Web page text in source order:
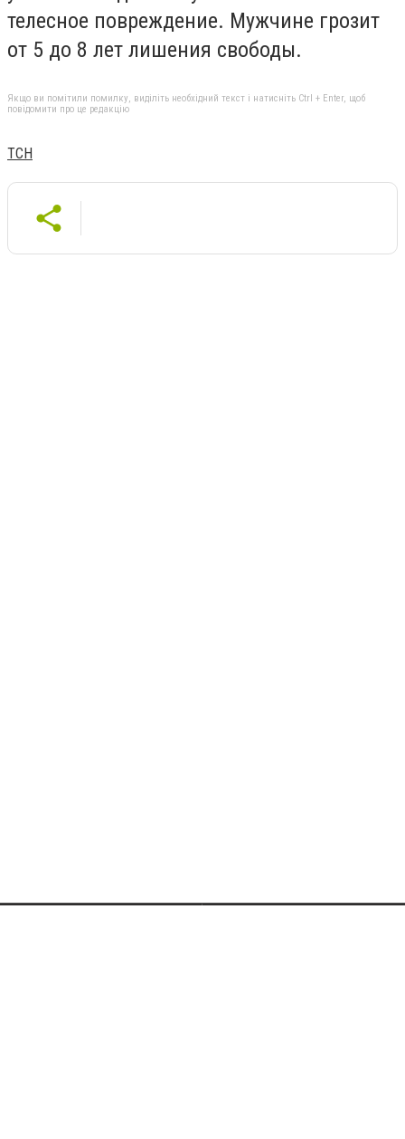
телесное повреждение. Мужчине грозит
от 5 до 8 лет лишения свободы.
Якщо ви помітили помилку, виділіть необхідний текст і натисніть Ctrl + Enter, щоб
повідомити про це редакцію
ТСН